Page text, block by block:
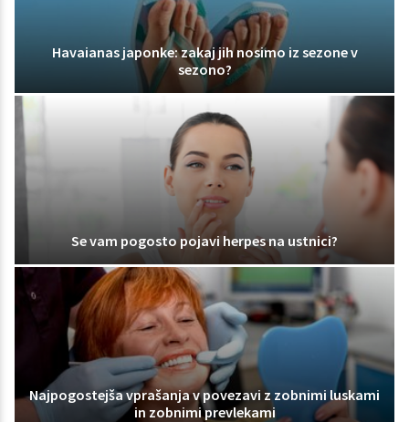
Havaianas japonke: zakaj jih nosimo iz sezone v
sezono?
Se vam pogosto pojavi herpes na ustnici?
Najpogostejša vprašanja v povezavi z zobnimi luskami
in zobnimi prevlekami